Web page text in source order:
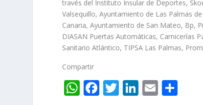
través del Instituto Insular de Deportes,
Valsequillo, Ayuntamiento de Las Palmas
Canaria, Ayuntamiento de San Mateo, Bp,
DIASAN Puertas Automáticas, Carnicerías
Sanitario Atlántico, TIPSA Las Palmas,
Compartir
W F T Li E